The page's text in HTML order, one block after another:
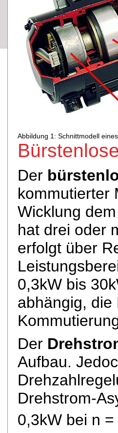
Abbildung 1: Schnittmodell
Der
kommutierter
Wicklung
hat drei oder
erfolgt über
0,3kW bis
abhängig, die
Der
Aufbau.
Drehstrom-
0,3kW bei n